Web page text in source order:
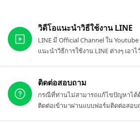
วิดีโอแนะนำวิธีใช้งาน LINE
LINE มี Official Channel ใน
แนะนำวิธีการใช้งาน LINE ต่างๆ เอาไ
ติดต่อสอบถาม
กรณีที่ท่านไม่สามารถแก้ไขปัญหาได้
ติดต่อเข้ามาผ่านแบบฟอร์มติดต่อสอบ